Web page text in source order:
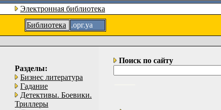
Электронная библиотека
Библиотека
.орг.уа
Разделы:
Бизнес литература
Гадание
Детективы. Боевики.
Триллеры
Поиск по сайту